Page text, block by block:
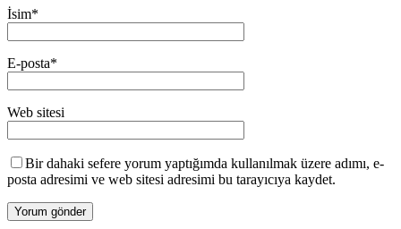
İsim*
E-posta*
Web sitesi
Bir dahaki sefere yorum yaptığımda kullanılmak üzere adımı, e-
posta adresimi ve web sitesi adresimi bu tarayıcıya kaydet.